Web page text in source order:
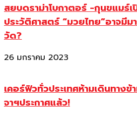
สยบดราม่าโบกาตอร์ -กุนขแมร์
ประวัติศาสตร์ “มวยไทย”อาจมี
วัด?
26 มกราคม 2023
เคอร์ฟิวทั่วประเทศห้ามเดินทาง
จาฯประกาศแล้ว!